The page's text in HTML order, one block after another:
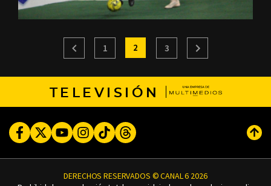
1 2 3
TELEVISIÓN
FacebookTwitterYoutubeInstagram
TikTokThreads
DERECHOS RESERVADOS © CANAL 6 2026